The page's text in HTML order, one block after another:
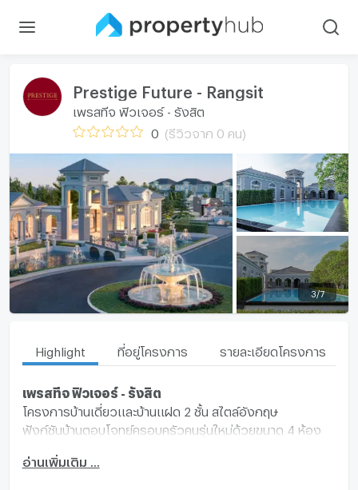
Prestige Future - Rangsit
เพรสทีจ ฟิวเจอร์ - รังสิต
0 (รีวิวจาก 0 คน)
3/7
Highlight ที่อยู่โครงการ รายละเอียดโครงการ
เพรสทีจ ฟิวเจอร์ - รังสิต
โครงการบ้านเดี่ยวและบ้านแฝด 2 ชั้น สไตล์อังกฤษ
ฟังก์ชันบ้านตอบโจทย์ครอบครัวคนรุ่นใหม่ด้วยขนาด 4 ห้อง
บ้านสวยครบจบคุ้มใช้วัสดุมาตรฐานชั้นนํามีคุณภาพ พื้นที่
อ่านเพิ่มเติม ...